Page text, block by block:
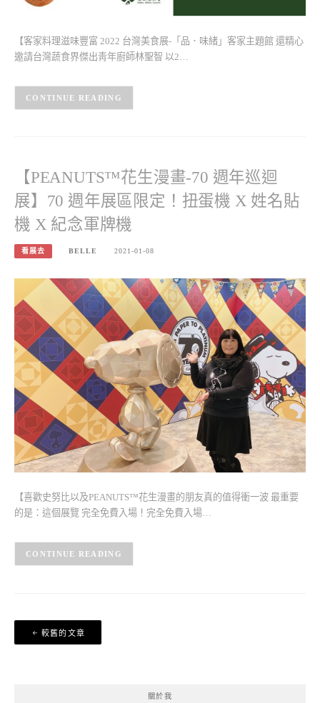
【客家料理滋味豐富 2022 台灣美食展-「品．味緒」客家主題館 還精心
邀請台灣蔬食界傑出靑年廚師林聖智 以2…
CONTINUE READING
【PEANUTS™花生漫畫-70 週年巡迴
展】70 週年展區限定！扭蛋機 X 姓名貼
機 X 紀念軍牌機
看展去 BELLE 2021-01-08
【喜歡史努比以及PEANUTS™花生漫畫的朋友真的值得衝一波 最重要
的是：這個展覽 完全免費入場！完全免費入場…
CONTINUE READING
文
章
較舊的文章
關於我